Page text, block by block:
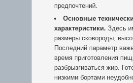
предпочтений.
Основные
характеристики. Здесь
размеры сковороды,
Последний параметр
время приготовления
разбрызгиваться жир.
низкими бортами